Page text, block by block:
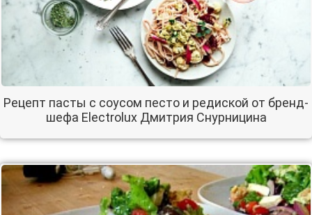
Рецепт пасты с соусом песто и редиской от бренд-
шефа Electrolux Дмитрия Снурницина